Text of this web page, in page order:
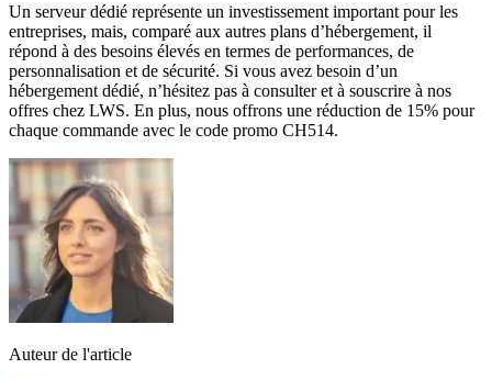
Un serveur dédié représente un investissement important pour les
entreprises, mais, comparé aux autres plans d’hébergement, il
répond à des besoins élevés en termes de performances, de
personnalisation et de sécurité. Si vous avez besoin d’un
hébergement dédié, n’hésitez pas à consulter et à souscrire à nos
offres chez LWS. En plus, nous offrons une réduction de 15% pour
chaque commande avec le code promo CH514.
Auteur de l'article